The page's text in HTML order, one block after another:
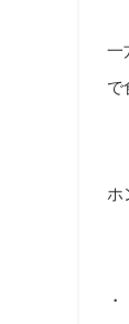
一
で
ホ